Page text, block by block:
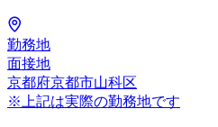
勤務地
面接地
京都府京都市山科区
※上記は実際の勤務地です